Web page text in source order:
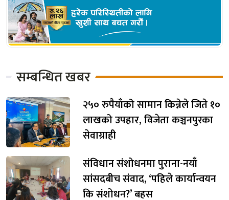
सम्बन्धित खबर
२५० रुपैयाँको सामान किन्नेले जिते १०
लाखको उपहार, विजेता कञ्चनपुरका
सेवाग्राही
संविधान संशोधनमा पुराना-नयाँ
सांसदबीच संवाद, ‘पहिले कार्यान्वयन
कि संशोधन?’ बहस